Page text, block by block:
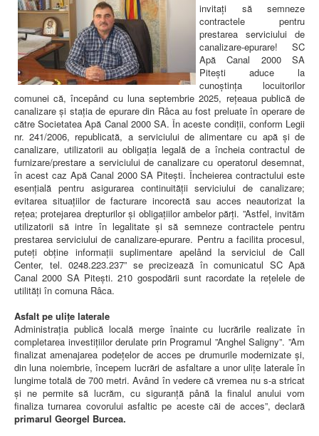
invitați să semneze
contractele pentru
prestarea serviciului de
canalizare-epurare! SC
Apă Canal 2000 SA
Pitești aduce la
cunoștința locuitorilor
comunei că, începând cu luna septembrie 2025, rețeaua publică de
canalizare și stația de epurare din Râca au fost preluate în operare de
către Societatea Apă Canal 2000 SA. În aceste condiții, conform Legii
nr. 241/2006, republicată, a serviciului de alimentare cu apă și de
canalizare, utilizatorii au obligația legală de a încheia contractul de
furnizare/prestare a serviciului de canalizare cu operatorul desemnat,
în acest caz Apă Canal 2000 SA Pitești. Încheierea contractului este
esențială pentru asigurarea continuității serviciului de canalizare;
evitarea situațiilor de facturare incorectă sau acces neautorizat la
rețea; protejarea drepturilor și obligațiilor ambelor părți. ”Astfel, invităm
utilizatorii să intre în legalitate și să semneze contractele pentru
prestarea serviciului de canalizare-epurare. Pentru a facilita procesul,
puteți obține informații suplimentare apelând la serviciul de Call
Center, tel. 0248.223.237” se precizează în comunicatul SC Apă
Canal 2000 SA Pitești. 210 gospodării sunt racordate la rețelele de
utilități în comuna Râca.
Asfalt pe ulițe laterale
Administrația publică locală merge înainte cu lucrările realizate în
completarea investițiilor derulate prin Programul ”Anghel Saligny”. ”Am
finalizat amenajarea podețelor de acces pe drumurile modernizate și,
din luna noiembrie, începem lucrări de asfaltare a unor ulițe laterale în
lungime totală de 700 metri. Având în vedere că vremea nu s-a stricat
și ne permite să lucrăm, cu siguranță până la finalul anului vom
finaliza turnarea covorului asfaltic pe aceste căi de acces”, declară
primarul Georgel Burcea.